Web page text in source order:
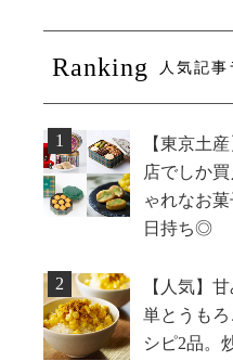
Ranking 人気記事
1
【東京土
店でしか
ゃれなお菓
日持ち◎
2
【人気】
単とうも
シピ2品。